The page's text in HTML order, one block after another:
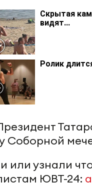
Скрытая
видят...
Ролик
Соборной
или узнали
ЮВТ-24: